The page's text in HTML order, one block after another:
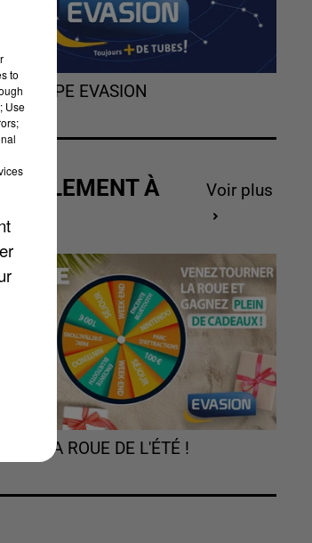
EVASION
À
Voir plus
LA ROUE DE L'ÉTÉ !
to
Use